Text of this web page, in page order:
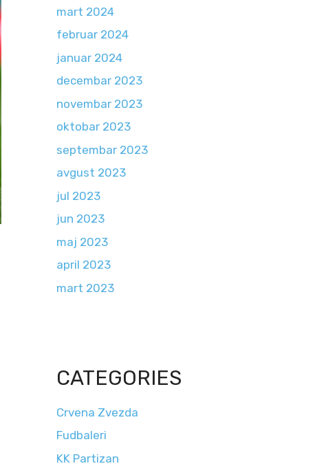
mart 2024
februar 2024
januar 2024
decembar 2023
novembar 2023
oktobar 2023
septembar 2023
avgust 2023
jul 2023
jun 2023
maj 2023
april 2023
mart 2023
CATEGORIES
Crvena Zvezda
Fudbaleri
KK Partizan